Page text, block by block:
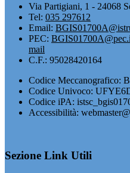
Via Partigiani, 1 - 24068
Tel: 035 297612
Email:
PEC:
mail
C.F.: 95028420164
Codice Meccanografico:
Codice Univoco:
Codice iPA:
Accessibilità:
Sezione Link Utili